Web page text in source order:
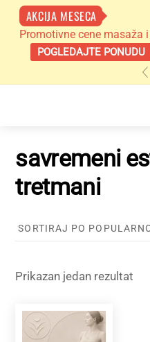
AKCIJA MESECA
Promotivne cene masaža
POGLEDAJTE PONUDU
savremeni
tretmani
Prikazan jedan rezultat